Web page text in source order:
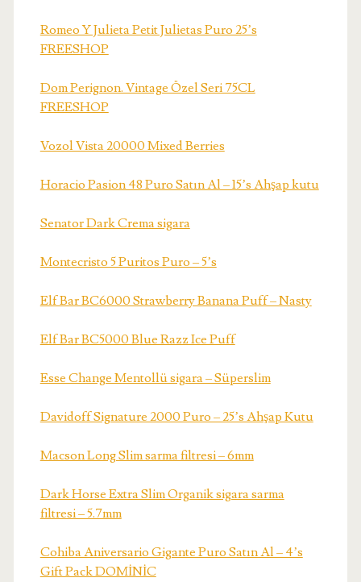
Romeo Y Julieta Petit Julietas Puro 25’s
FREESHOP
Dom Perignon. Vintage Özel Seri 75CL
FREESHOP
Vozol Vista 20000 Mixed Berries
Horacio Pasion 48 Puro Satın Al – 15’s Ahşap kutu
Senator Dark Crema sigara
Montecristo 5 Puritos Puro – 5’s
Elf Bar BC6000 Strawberry Banana Puff – Nasty
Elf Bar BC5000 Blue Razz Ice Puff
Esse Change Mentollü sigara – Süperslim
Davidoff Signature 2000 Puro – 25’s Ahşap Kutu
Macson Long Slim sarma filtresi – 6mm
Dark Horse Extra Slim Organik sigara sarma
filtresi – 5.7mm
Cohiba Aniversario Gigante Puro Satın Al – 4’s
Gift Pack DOMİNİC